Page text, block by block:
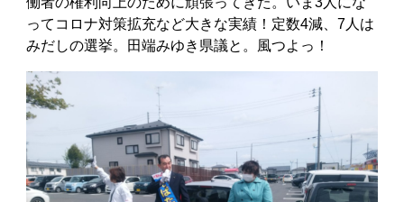
ってコロナ対策拡充など大きな実績！定数4減、7人は
みだしの選挙。田端みゆき県議と。風つよっ！